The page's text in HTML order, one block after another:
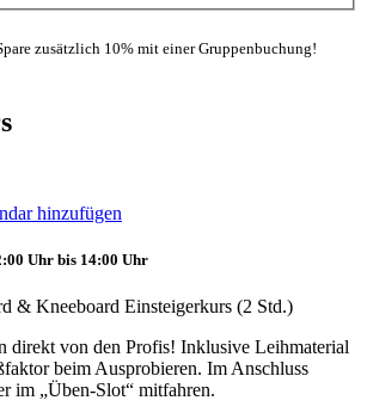
zusätzlich 10% mit einer Gruppenbuchung!
hinzufügen
Uhr bis 14:00 Uhr
& Kneeboard Einsteigerkurs (2 Std.)
direkt von den Profis! Inklusive Leihmaterial
beim Ausprobieren. Im Anschluss
im „Üben-Slot“ mitfahren.